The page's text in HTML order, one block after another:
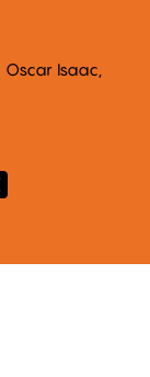
Oscar Isaac